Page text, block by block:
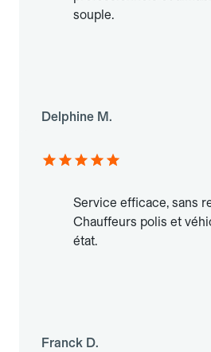
souple.
Delphine M.
Service efficace, sans
Chauffeurs polis et
état.
Franck D.